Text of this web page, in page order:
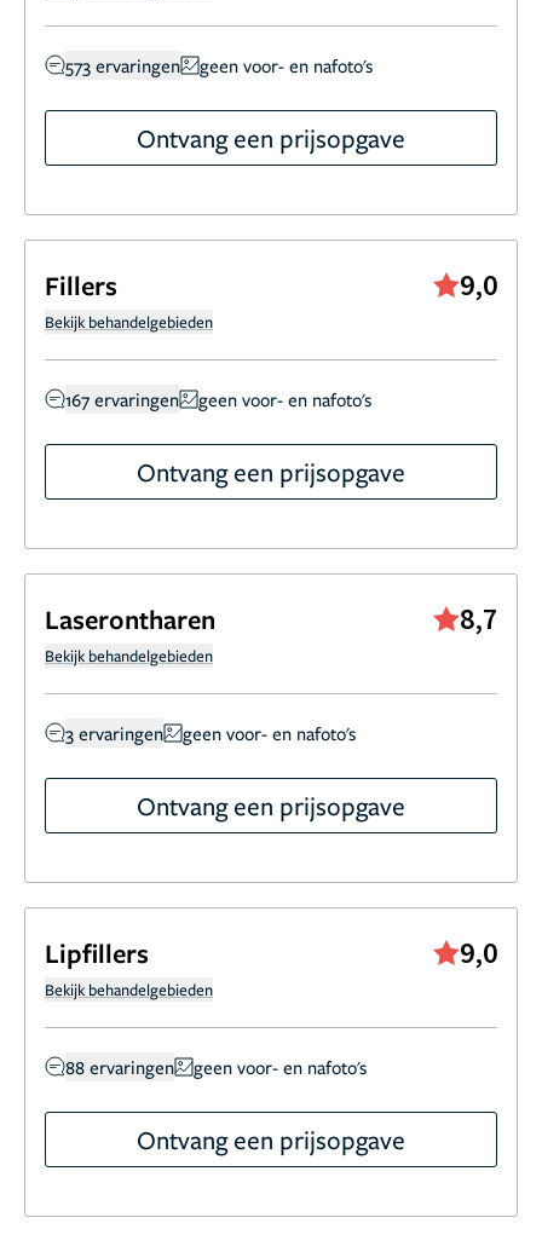
573 ervaringen geen voor- en nafoto's
Ontvang een prijsopgave
Fillers 9,0
Bekijk behandelgebieden
167 ervaringen geen voor- en nafoto's
Ontvang een prijsopgave
Laserontharen 8,7
Bekijk behandelgebieden
3 ervaringen geen voor- en nafoto's
Ontvang een prijsopgave
Lipfillers 9,0
Bekijk behandelgebieden
88 ervaringen geen voor- en nafoto's
Ontvang een prijsopgave